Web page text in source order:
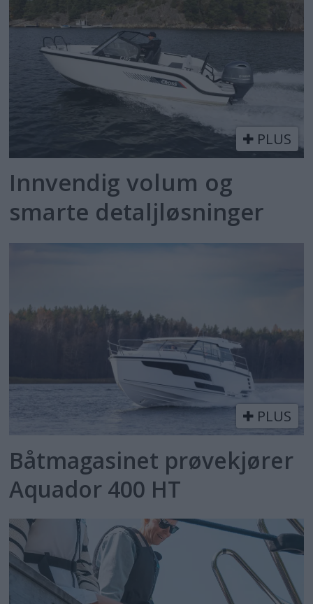
PLUS
Innvendig volum og
smarte detaljløsninger
PLUS
Båtmagasinet prøvekjører
Aquador 400 HT